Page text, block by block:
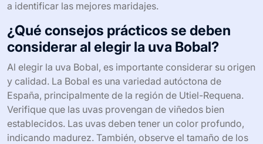
a identificar las mejores maridajes.
¿Qué consejos prácticos se deben
considerar al elegir la uva Bobal?
Al elegir la uva Bobal, es importante considerar su origen
y calidad. La Bobal es una variedad autóctona de
España, principalmente de la región de Utiel-Requena.
Verifique que las uvas provengan de viñedos bien
establecidos. Las uvas deben tener un color profundo,
indicando madurez. También, observe el tamaño de los